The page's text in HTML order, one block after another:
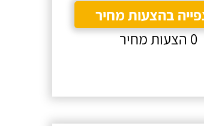
בהצעות מחיר
0 הצעות מחיר